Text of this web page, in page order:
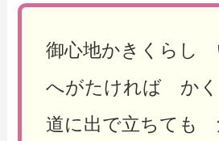
御心地かきくらし
へがたければ かく
道に出で立ちても